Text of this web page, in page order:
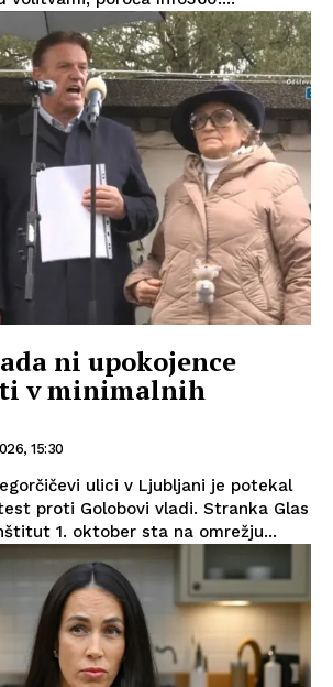
ni upokojence
v minimalnih
15:30
ulici v Ljubljani je potekal
proti Golobovi vladi. Stranka Glas
1. oktober sta na omrežju...